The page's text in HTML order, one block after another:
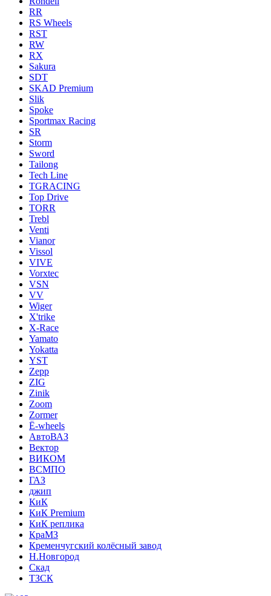
RR
RS Wheels
RST
RW
RX
Sakura
SDT
SKAD Premium
Slik
Spoke
Sportmax Racing
SR
Storm
Sword
Tailong
Tech Line
TGRACING
Top Drive
TORR
Trebl
Venti
Vianor
Vissol
VIVE
Vorxtec
VSN
VV
Wiger
X'trike
X-Race
Yamato
Yokatta
YST
Zepp
ZIG
Zinik
Zoom
Zormer
Ё-wheels
АвтоВАЗ
Вектор
ВИКОМ
ВСМПО
ГАЗ
джип
КиК
КиК Premium
КиК реплика
КраМЗ
Кременчугский колёсный завод
Н.Новгород
Скад
ТЗСК